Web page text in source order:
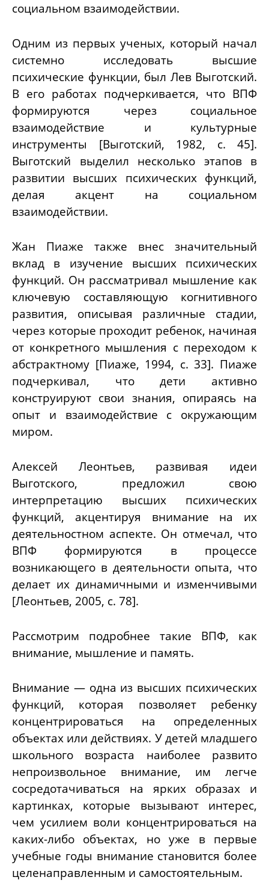
социальном взаимодействии.
Одним из первых ученых, который начал
системно исследовать высшие
психические функции, был Лев Выготский.
В его работах подчеркивается, что ВПФ
формируются через социальное
взаимодействие и культурные
инструменты [Выготский, 1982, с. 45].
Выготский выделил несколько этапов в
развитии высших психических функций,
делая акцент на социальном
взаимодействии.
Жан Пиаже также внес значительный
вклад в изучение высших психических
функций. Он рассматривал мышление как
ключевую составляющую когнитивного
развития, описывая различные стадии,
через которые проходит ребенок, начиная
от конкретного мышления с переходом к
абстрактному [Пиаже, 1994, с. 33]. Пиаже
подчеркивал, что дети активно
конструируют свои знания, опираясь на
опыт и взаимодействие с окружающим
миром.
Алексей Леонтьев, развивая идеи
Выготского, предложил свою
интерпретацию высших психических
функций, акцентируя внимание на их
деятельностном аспекте. Он отмечал, что
ВПФ формируются в процессе
возникающего в деятельности опыта, что
делает их динамичными и изменчивыми
[Леонтьев, 2005, с. 78].
Рассмотрим подробнее такие ВПФ, как
внимание, мышление и память.
Внимание — одна из высших психических
функций, которая позволяет ребенку
концентрироваться на определенных
объектах или действиях. У детей младшего
школьного возраста наиболее развито
непроизвольное внимание, им легче
сосредотачиваться на ярких образах и
картинках, которые вызывают интерес,
чем усилием воли концентрироваться на
каких-либо объектах, но уже в первые
учебные годы внимание становится более
целенаправленным и самостоятельным.